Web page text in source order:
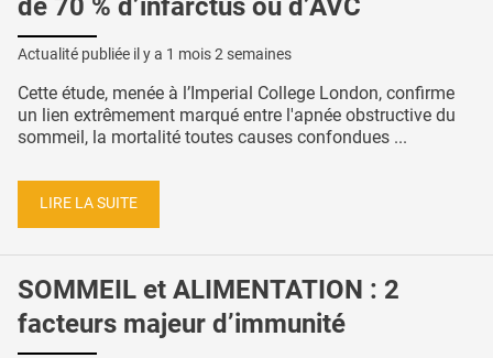
de 70 % d’infarctus ou d’AVC
Actualité publiée il y a 1 mois 2 semaines
Cette étude, menée à l’Imperial College London, confirme
un lien extrêmement marqué entre l'apnée obstructive du
sommeil, la mortalité toutes causes confondues ...
LIRE LA SUITE
SOMMEIL et ALIMENTATION : 2
facteurs majeur d’immunité